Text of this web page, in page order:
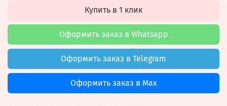
Купить в 1 клик
Оформить заказ в Whatsapp
Оформить заказ в Telegram
Оформить заказ в Max